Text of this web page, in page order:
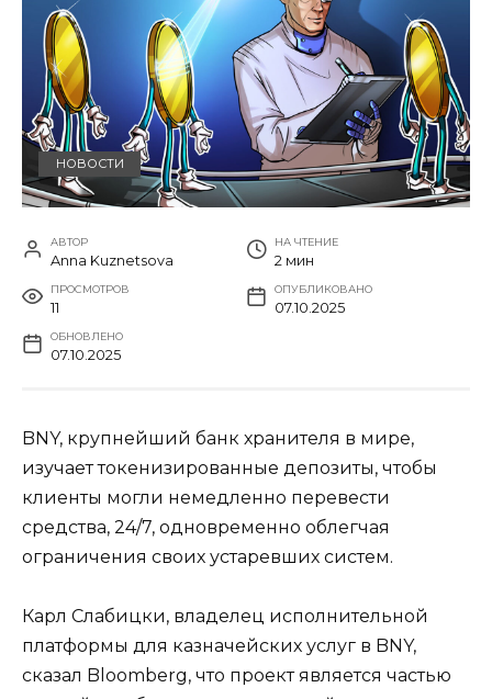
НОВОСТИ
АВТОР
Anna Kuznetsova
НА ЧТЕНИЕ
2 мин
ПРОСМОТРОВ
11
ОПУБЛИКОВАНО
07.10.2025
ОБНОВЛЕНО
07.10.2025
BNY, крупнейший банк хранителя в мире,
изучает токенизированные депозиты, чтобы
клиенты могли немедленно перевести
средства, 24/7, одновременно облегчая
ограничения своих устаревших систем.
Карл Слабицки, владелец исполнительной
платформы для казначейских услуг в BNY,
сказал Bloomberg, что проект является частью